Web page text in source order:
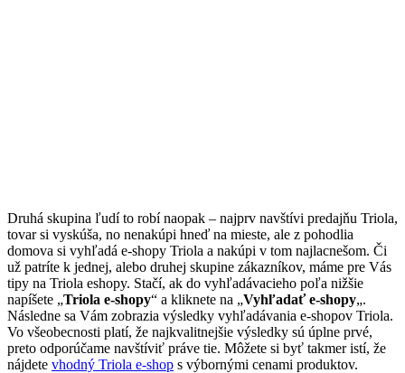
Druhá skupina ľudí to robí naopak – najprv navštívi predajňu Triola,
tovar si vyskúša, no nenakúpi hneď na mieste, ale z pohodlia
domova si vyhľadá e-shopy Triola a nakúpi v tom najlacnešom. Či
už patríte k jednej, alebo druhej skupine zákazníkov, máme pre Vás
tipy na Triola eshopy. Stačí, ak do vyhľadávacieho poľa nižšie
napíšete „Triola e-shopy“ a kliknete na „Vyhľadať e-shopy„.
Následne sa Vám zobrazia výsledky vyhľadávania e-shopov Triola.
Vo všeobecnosti platí, že najkvalitnejšie výsledky sú úplne prvé,
preto odporúčame navštíviť práve tie. Môžete si byť takmer istí, že
nájdete vhodný Triola e-shop s výbornými cenami produktov.